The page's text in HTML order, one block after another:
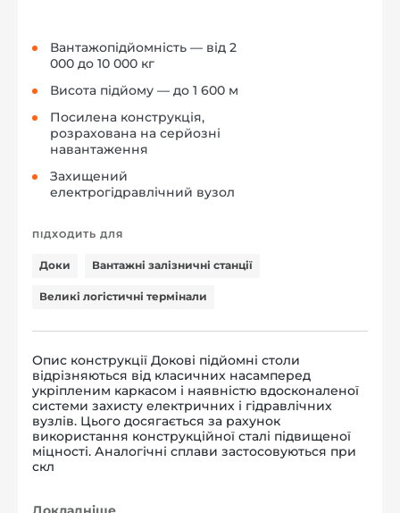
Вантажопідйомність — від 2
000 до 10 000 кг
Висота підйому — до 1 600 м
Посилена конструкція,
розрахована на серйозні
навантаження
Захищений
електрогідравлічний вузол
ПІДХОДИТЬ ДЛЯ
Доки Вантажні залізничні станції
Великі логістичні термінали
Опис конструкції Докові підйомні столи
відрізняються від класичних насамперед
укріпленим каркасом і наявністю вдосконаленої
системи захисту електричних і гідравлічних
вузлів. Цього досягається за рахунок
використання конструкційної сталі підвищеної
міцності. Аналогічні сплави застосовуються при
скл